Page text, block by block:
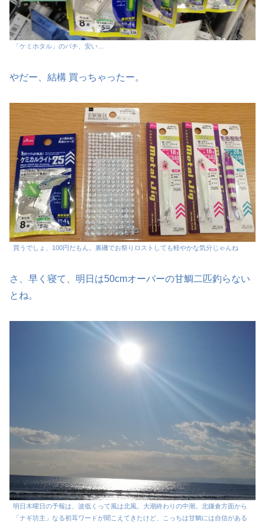
「ケミホタル」のパチ、安い…
やだー、結構 買っちゃったー。
買うでしょ、100円だもん。裏磯でお祭りロストしても軽やかな気分じゃんね
さ、早く寝て、明日は50cmオーバーの甘鯛二匹釣らない
とね。
明日木曜日の予報は、波低くって風は北風。大潮終わりの中潮。北鎌倉方面から
「ナギ坊主」なる初耳ワードが聞こえてきたけど、こっちは甘鯛には自信がある